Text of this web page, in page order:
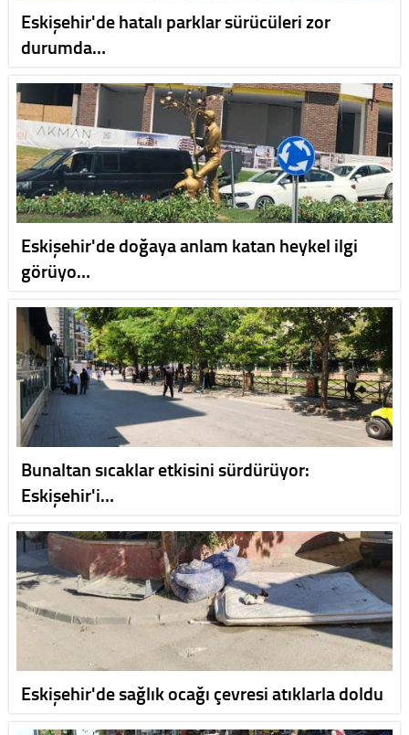
Eskişehir'de hatalı parklar sürücüleri zor
durumda…
Eskişehir'de doğaya anlam katan heykel ilgi
görüyo…
Bunaltan sıcaklar etkisini sürdürüyor:
Eskişehir'i…
Eskişehir'de sağlık ocağı çevresi atıklarla doldu